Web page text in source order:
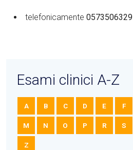
telefonicamente 0573506329
Esami clinici A-Z
A B C D E F
M N O P R S
Z